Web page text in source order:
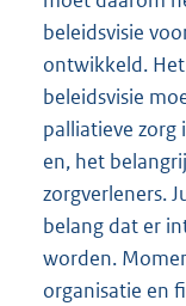
beleidsvisie
ontwikkeld.
beleidsvisie
palliatieve zorg
en, het
zorgverleners.
belang dat er
worden.
organisatie en